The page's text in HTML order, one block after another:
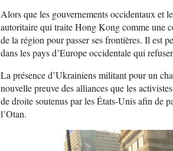
Alors que les gouvernements occidentaux et
autoritaire qui traite Hong Kong comme une
de la région pour passer ses frontières. Il est
dans les pays d’Europe occidentale qui
La présence d’Ukrainiens militant pour un
nouvelle preuve des alliances que les
de droite soutenus par les États-Unis afin de
l’Otan.